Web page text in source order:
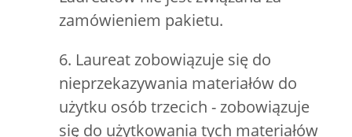
zamówieniem pakietu.
6. Laureat zobowiązuje się do
nieprzekazywania materiałów do
użytku osób trzecich - zobowiązuje
się do użytkowania tych materiałów